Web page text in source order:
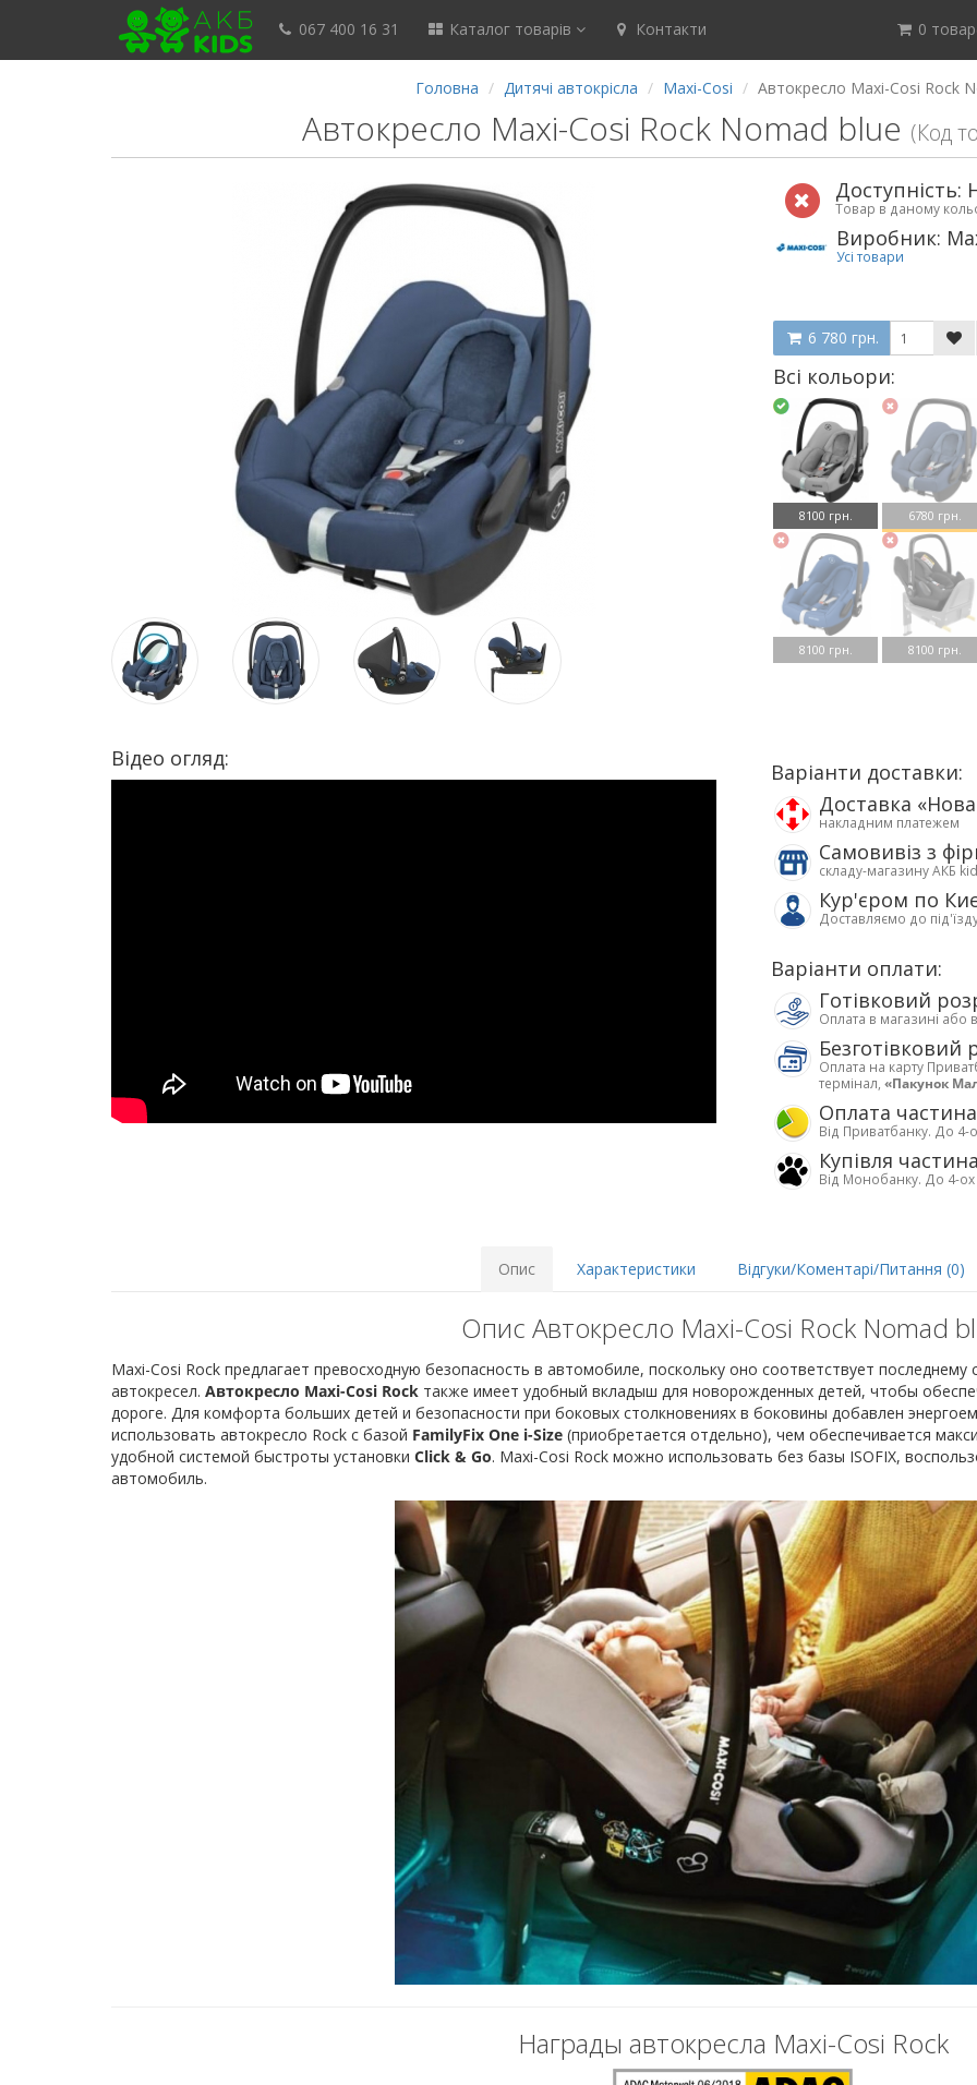
067 400 16 31 Каталог товарів Контакти 0
Головна Дитячі автокрісла Maxi-Cosi Автокресло Maxi-Cosi Rock
Автокресло Maxi-Cosi Rock Nomad blue (Код
Відео огляд:
Доступність:
Товар в даному
Виробник:
Усі товари
6 780 грн.
Всі кольори:
8100 грн. 6780 грн.
8100 грн. 8100 грн.
Варіанти доставки:
Доставка
накладним платежем
Самовивіз з
складу-магазину АКБ
Кур'єром по
Доставляємо до
Варіанти оплати:
Готівковий
Оплата в магазині або
Безготівковий
Оплата на карту
термінал, «Пакунок
Оплата
Від Приватбанку. До 4-
Купівля
Від Монобанку. До 4-ох
Опис Характеристики Відгуки/Коментарі/Питання (0)
Опис Автокресло Maxi-Cosi Rock Nomad
Maxi-Cosi Rock предлагает превосходную безопасность в автомобиле, поскольку оно соответствует последнему
автокресел. Автокресло Maxi-Cosi Rock также имеет удобный вкладыш для новорожденных детей, чтобы
дороге. Для комфорта больших детей и безопасности при боковых столкновениях в боковины добавлен
использовать автокресло Rock с базой FamilyFix One i-Size (приобретается отдельно), чем обеспечивается
удобной системой быстроты установки Click & Go. Maxi-Cosi Rock можно использовать без базы ISOFIX,
автомобиль.
Награды автокресла Maxi-Cosi Rock